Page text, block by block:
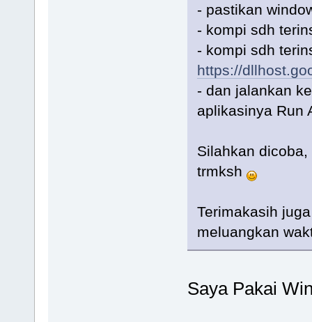
- pastikan
- kompi sdh
- kompi sdh
https://
- dan jalankan
aplikasinya Run
Silahkan
trmksh
Terimakasih
meluangkan
Saya Pakai